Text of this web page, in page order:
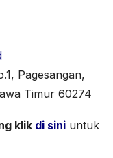
Pagesangan,
Timur 60274
klik di sini untuk